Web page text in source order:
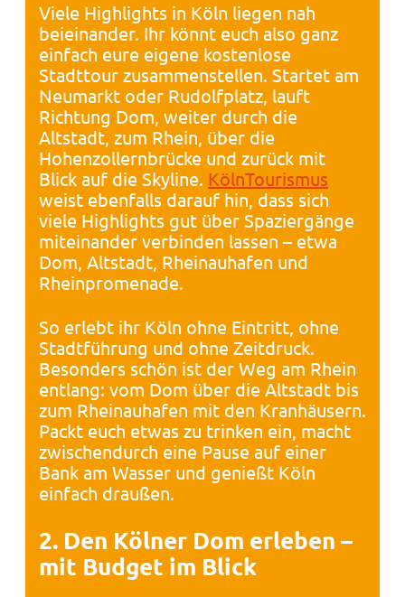
Viele Highlights in Köln liegen nah
beieinander. Ihr könnt euch also ganz
einfach eure eigene kostenlose
Stadttour zusammenstellen. Startet am
Neumarkt oder Rudolfplatz, lauft
Richtung Dom, weiter durch die
Altstadt, zum Rhein, über die
Hohenzollernbrücke und zurück mit
Blick auf die Skyline. KölnTourismus
weist ebenfalls darauf hin, dass sich
viele Highlights gut über Spaziergänge
miteinander verbinden lassen – etwa
Dom, Altstadt, Rheinauhafen und
Rheinpromenade.
So erlebt ihr Köln ohne Eintritt, ohne
Stadtführung und ohne Zeitdruck.
Besonders schön ist der Weg am Rhein
entlang: vom Dom über die Altstadt bis
zum Rheinauhafen mit den Kranhäusern.
Packt euch etwas zu trinken ein, macht
zwischendurch eine Pause auf einer
Bank am Wasser und genießt Köln
einfach draußen.
2. Den Kölner Dom erleben –
mit Budget im Blick